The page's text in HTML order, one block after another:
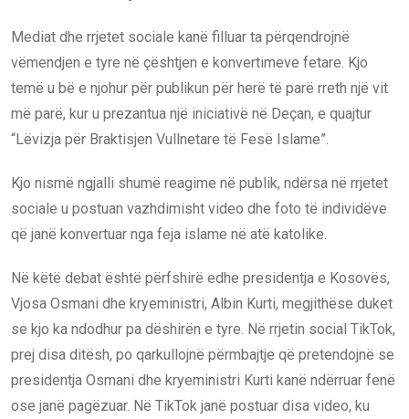
Mediat dhe rrjetet sociale kanë filluar ta përqendrojnë
vëmendjen e tyre në çështjen e konvertimeve fetare. Kjo
temë u bë e njohur për publikun për herë të parë rreth një vit
më parë, kur u prezantua një iniciativë në Deçan, e quajtur
“Lëvizja për Braktisjen Vullnetare të Fesë Islame”.
Kjo nismë ngjalli shumë reagime në publik, ndërsa në rrjetet
sociale u postuan vazhdimisht video dhe foto të individëve
që janë konvertuar nga feja islame në atë katolike.
Në këtë debat është përfshirë edhe presidentja e Kosovës,
Vjosa Osmani dhe kryeministri, Albin Kurti, megjithëse duket
se kjo ka ndodhur pa dëshirën e tyre. Në rrjetin social TikTok,
prej disa ditësh, po qarkullojnë përmbajtje që pretendojnë se
presidentja Osmani dhe kryeministri Kurti kanë ndërruar fenë
ose janë pagëzuar. Në TikTok janë postuar disa video, ku